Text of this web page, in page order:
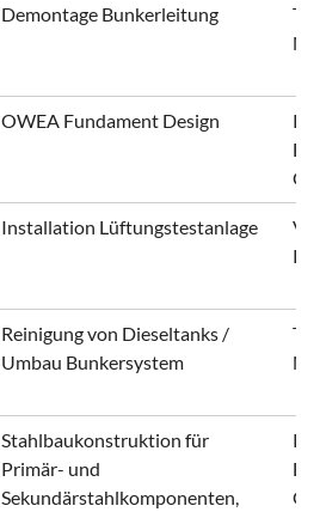
Demontage Bunkerleitung
OWEA Fundament Design
Installation Lüftungstestanlage
Reinigung von Dieseltanks /
Umbau Bunkersystem
Stahlbaukonstruktion für
Primär- und
Sekundärstahlkomponenten,